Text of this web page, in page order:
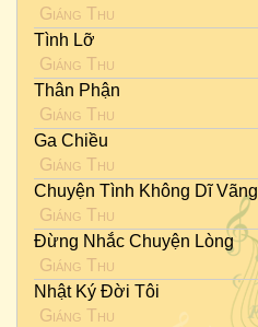
Giáng Thu
Tình Lỡ
Giáng Thu
Thân Phận
Giáng Thu
Ga Chiều
Giáng Thu
Chuyện Tình Không Dĩ Vãng
Giáng Thu
Đừng Nhắc Chuyện Lòng
Giáng Thu
Nhật Ký Đời Tôi
Giáng Thu